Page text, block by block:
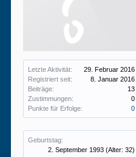
Letzte Aktivität:
29. Februar 2016
Registriert seit:
8. Januar 2016
Beiträge:
13
Zustimmungen:
0
Punkte für Erfolge:
0
Geburtstag:
2. September 1993 (Alter: 32)